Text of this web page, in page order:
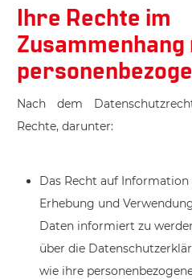
Ihre Rechte im
Zusammenhang
Nach dem
Rechte, darunter:
Das Recht auf Information
Erhebung und
Daten informiert zu
über die
wie ihre